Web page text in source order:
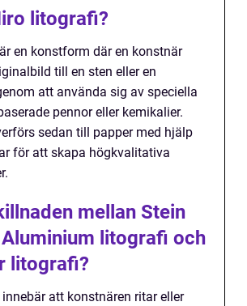
litografi?
en konstform där en konstnär
till en sten eller en
att använda sig av speciella
pennor eller kemikalier.
sedan till papper med hjälp
för att skapa högkvalitativa
mellan Stein
litografi och
litografi?
att konstnären ritar eller